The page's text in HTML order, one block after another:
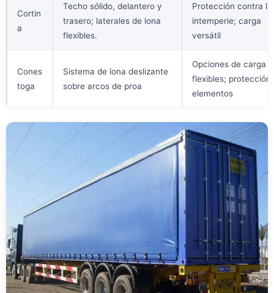
Cortin
a
Techo sólido, delantero y
trasero; laterales de lona
flexibles.
Protección contra la
intemperie; carga
versátil
Cones
toga
Sistema de lona deslizante
sobre arcos de proa
Opciones de carga
flexibles; protección
elementos